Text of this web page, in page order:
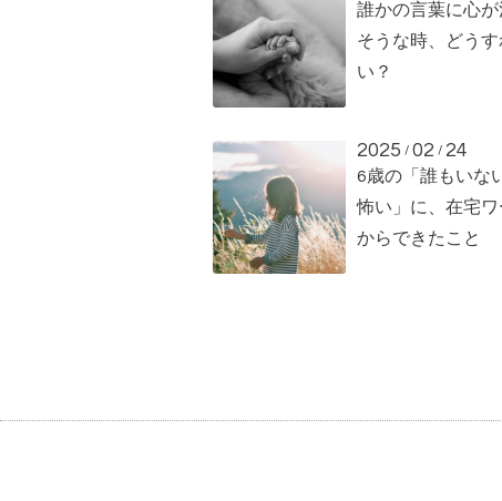
誰かの言葉に心
そうな時、どうす
い？
2025 / 02 / 24
6歳の「誰もいな
怖い」に、在宅
からできたこと